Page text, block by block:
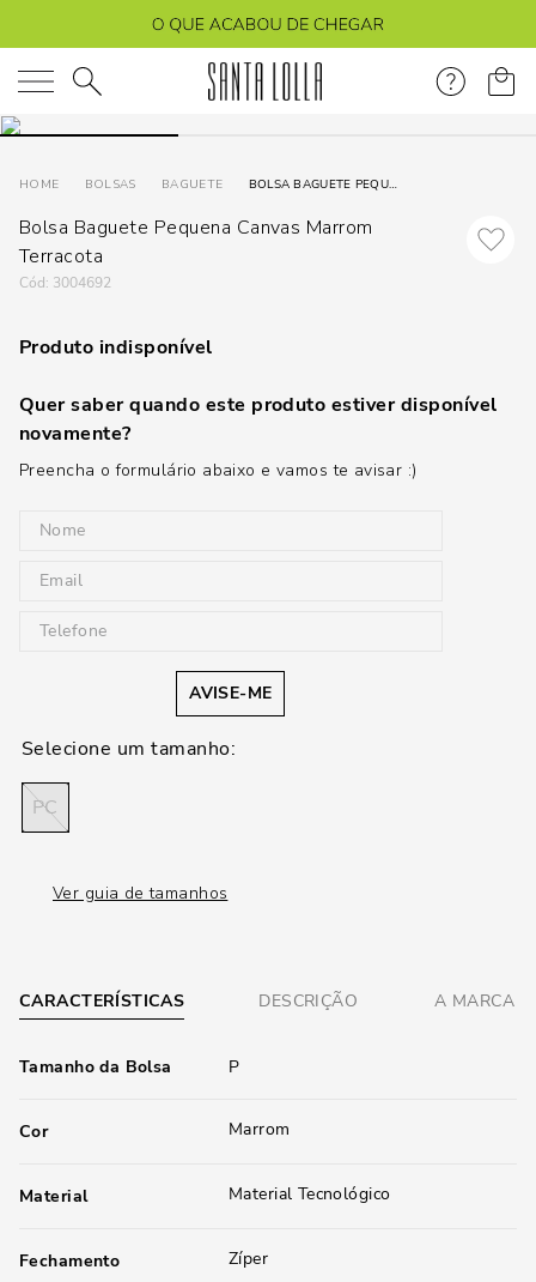
O que você está procurando?
BOLSAS BAGUETE BOLSA BAGUETE PEQUENA CANVAS MARROM TERRACOTA
Bolsa Baguete Pequena Canvas Marrom
Terracota
: 3004692
Produto indisponível
Quer saber quando este produto estiver disponível
novamente?
Preencha o formulário abaixo e vamos te avisar :)
AVISE-ME
PC
Ver guia de tamanhos
CARACTERÍSTICAS DESCRIÇÃO A MARCA
Tamanho da Bolsa P
Cor Marrom
Material Material Tecnológico
Fechamento Zíper